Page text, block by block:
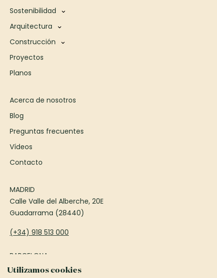
Utilizamos cookies
Sostenibilidad
Arquitectura
Construcción
Proyectos
Planos
Acerca de nosotros
Blog
Preguntas frecuentes
Vídeos
Contacto
MADRID
Calle Valle del Alberche, 20E
Guadarrama (28440)
(+34) 918 513 000
BARCELONA
Passeig Francesc Macià, 75